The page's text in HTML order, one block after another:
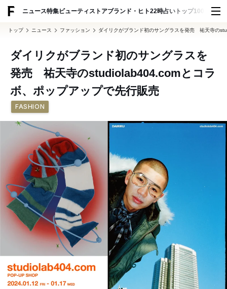
ニュース特集ビューティ ストアブランド・ヒト22時占い トップ100 スナッ
トップ ニュース ファッション ダイリクがブランド初のサングラスを発売 祐天寺の
ダイリクがブランド初のサングラスを
発売 祐天寺のstudiolab404.comとコラ
ボ、ポップアップで先行販売
FASHION